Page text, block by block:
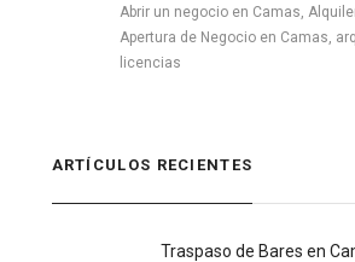
Abrir un negocio en Camas,
Apertura de Negocio en Camas,
licencias
ARTÍCULOS RECIENTES
Traspaso de Bares en